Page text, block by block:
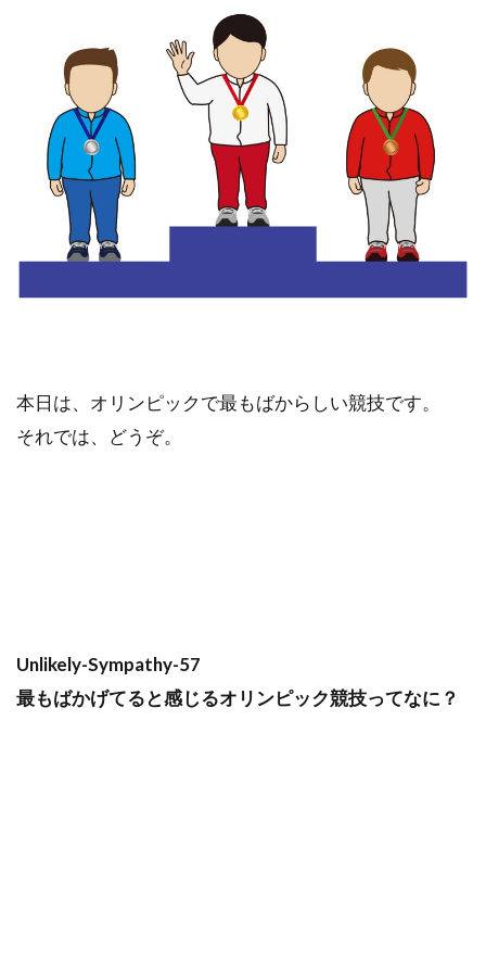
本日は、オリンピックで最もばからしい競技です。
それでは、どうぞ。
Unlikely-Sympathy-57
最もばかげてると感じるオリンピック競技ってなに？